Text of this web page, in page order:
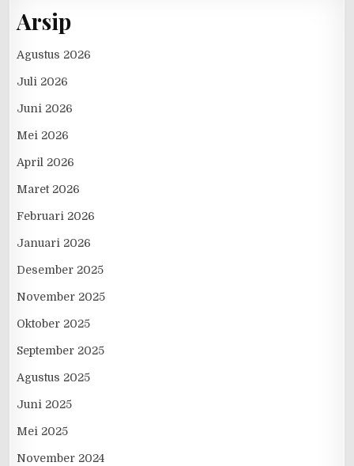
Arsip
Agustus 2026
Juli 2026
Juni 2026
Mei 2026
April 2026
Maret 2026
Februari 2026
Januari 2026
Desember 2025
November 2025
Oktober 2025
September 2025
Agustus 2025
Juni 2025
Mei 2025
November 2024